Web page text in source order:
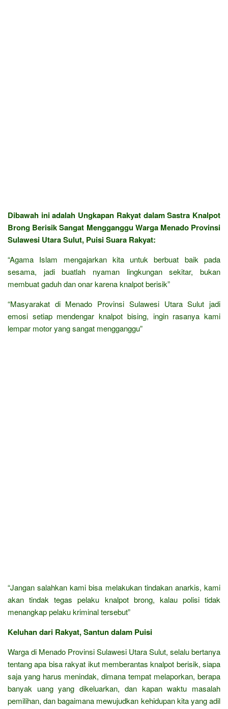
Dibawah ini adalah Ungkapan Rakyat dalam Sastra Knalpot
Brong Berisik Sangat Mengganggu Warga Menado Provinsi
Sulawesi Utara Sulut, Puisi Suara Rakyat:
“Agama Islam mengajarkan kita untuk berbuat baik pada
sesama, jadi buatlah nyaman lingkungan sekitar, bukan
membuat gaduh dan onar karena knalpot berisik”
“Masyarakat di Menado Provinsi Sulawesi Utara Sulut jadi
emosi setiap mendengar knalpot bising, ingin rasanya kami
lempar motor yang sangat mengganggu”
“Jangan salahkan kami bisa melakukan tindakan anarkis, kami
akan tindak tegas pelaku knalpot brong, kalau polisi tidak
menangkap pelaku kriminal tersebut”
Keluhan dari Rakyat, Santun dalam Puisi
Warga di Menado Provinsi Sulawesi Utara Sulut, selalu bertanya
tentang apa bisa rakyat ikut memberantas knalpot berisik, siapa
saja yang harus menindak, dimana tempat melaporkan, berapa
banyak uang yang dikeluarkan, dan kapan waktu masalah
pemilihan, dan bagaimana mewujudkan kehidupan kita yang adil